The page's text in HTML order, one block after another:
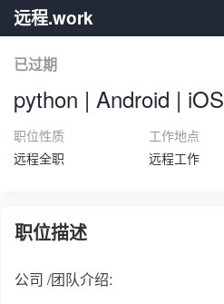
远程.work
已过期
python | Android | iOS
职位性质
远程全职
工作地点
远程工作
职位描述
公司 /团队介绍: